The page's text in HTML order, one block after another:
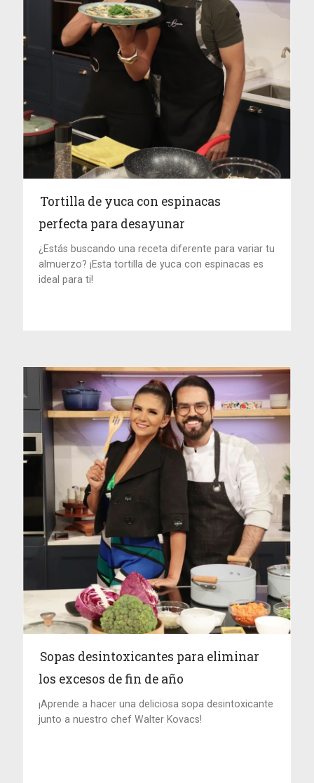
Tortilla de yuca con espinacas
perfecta para desayunar
¿Estás buscando una receta diferente para variar tu
almuerzo? ¡Esta tortilla de yuca con espinacas es
ideal para ti!
Sopas desintoxicantes para eliminar
los excesos de fin de año
¡Aprende a hacer una deliciosa sopa desintoxicante
junto a nuestro chef Walter Kovacs!